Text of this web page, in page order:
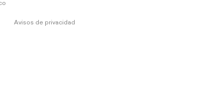
Avisos de privacidad